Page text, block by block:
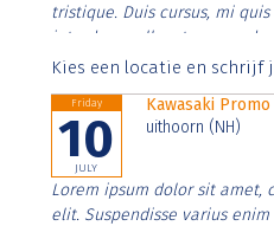
tristique. Duis cursus, mi
interdum nulla, ut commodo
Aenean faucibus nibh et
Kies een locatie en
Friday
10
JULY
Kawasaki Promo
uithoorn (NH)
Lorem ipsum dolor sit amet,
elit. Suspendisse varius